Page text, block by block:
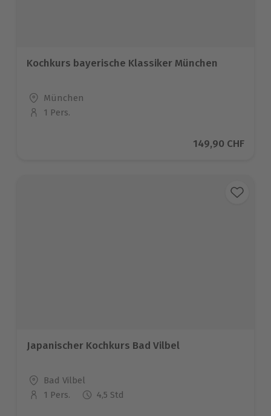
Kochkurs bayerische Klassiker München
Standort
München
Anzahl der Teilnehmer
1 Pers.
Aktueller Preis
149,90 CHF
Japanischer Kochkurs Bad Vilbel
Standort
Bad Vilbel
Anzahl der Teilnehmer
1 Pers. 4,5 Std